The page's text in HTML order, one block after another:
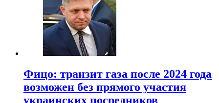
Фицо: транзит газа после 2024 года
возможен без прямого участия
украинских посредников